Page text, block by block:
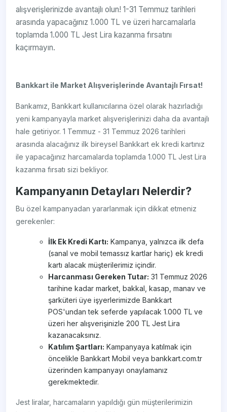
alışverişlerinizde avantajlı olun! 1-31 Temmuz tarihleri
arasında yapacağınız 1.000 TL ve üzeri harcamalarla
toplamda 1.000 TL Jest Lira kazanma fırsatını
kaçırmayın.
Bankkart ile Market Alışverişlerinde Avantajlı Fırsat!
Bankamız, Bankkart kullanıcılarına özel olarak hazırladığı
yeni kampanyayla market alışverişlerinizi daha da avantajlı
hale getiriyor. 1 Temmuz - 31 Temmuz 2026 tarihleri
arasında alacağınız ilk bireysel Bankkart ek kredi kartınız
ile yapacağınız harcamalarda toplamda 1.000 TL Jest Lira
kazanma fırsatı sizi bekliyor.
Kampanyanın Detayları Nelerdir?
Bu özel kampanyadan yararlanmak için dikkat etmeniz
gerekenler:
İlk Ek Kredi Kartı: Kampanya, yalnızca ilk defa
(sanal ve mobil temassız kartlar hariç) ek kredi
kartı alacak müşterilerimiz içindir.
Harcanması Gereken Tutar: 31 Temmuz 2026
tarihine kadar market, bakkal, kasap, manav ve
şarküteri üye işyerlerimizde Bankkart
POS'undan tek seferde yapılacak 1.000 TL ve
üzeri her alışverişinizle 200 TL Jest Lira
kazanacaksınız.
Katılım Şartları: Kampanyaya katılmak için
öncelikle Bankkart Mobil veya bankkart.com.tr
üzerinden kampanyayı onaylamanız
gerekmektedir.
Jest liralar, harcamaların yapıldığı gün müşterilerimizin